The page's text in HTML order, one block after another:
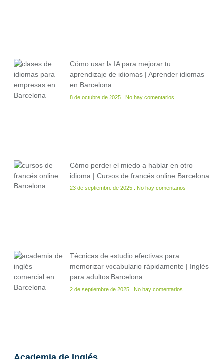
Cómo usar la IA para mejorar tu
aprendizaje de idiomas | Aprender idiomas
en Barcelona
8 de octubre de 2025 No hay comentarios
Cómo perder el miedo a hablar en otro
idioma | Cursos de francés online Barcelona
23 de septiembre de 2025 No hay comentarios
Técnicas de estudio efectivas para
memorizar vocabulario rápidamente | Inglés
para adultos Barcelona
2 de septiembre de 2025 No hay comentarios